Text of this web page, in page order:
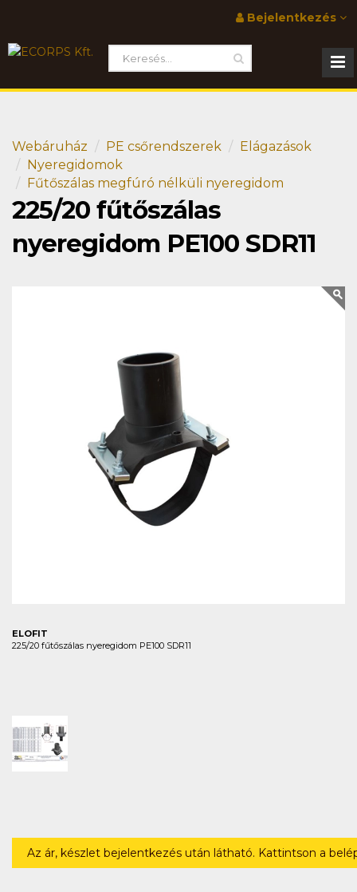
Bejelentkezés
Webáruház PE csőrendszerek
Elágazások
Nyeregidomok
Fűtőszálas megfúró nélküli nyeregidom
225/20 fűtőszálas
nyeregidom PE100 SDR11
ELOFIT
225/20 fűtőszálas nyeregidom PE100 SDR11
Az ár, készlet bejelentkezés után látható. Kattintson a